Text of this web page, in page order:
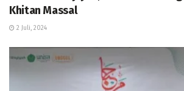
Khitan Massal
2 Juli, 2024